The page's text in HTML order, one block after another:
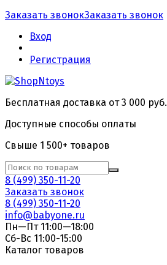
Заказать звонокЗаказать звонок
Вход
Регистрация
Бесплатная доставка от 3 000 руб.
Доступные способы оплаты
Свыше 1 500+ товаров
8 (499) 350-11-20
Заказать звонок
8 (499) 350-11-20
info@babyone.ru
Пн—Пт 11:00—18:00
Сб-Вс 11:00-15:00
Каталог товаров